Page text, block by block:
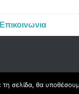
Επικοινωνια
σελίδα, θα